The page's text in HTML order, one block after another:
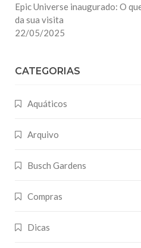
Epic Universe inaugurado: O
da sua visita
22/05/2025
CATEGORIAS
Aquáticos
Arquivo
Busch Gardens
Compras
Dicas